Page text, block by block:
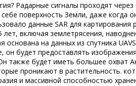
Радарные сигналы проходят
себе поверхность Земли, даже
данные SAR для
лет, включая землетрясения,
основана на данных из спутника
он будет предоставлять
также будет иметь большее охват
проникают в растительность.
и массивной способностью